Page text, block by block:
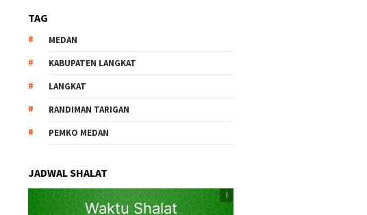
TAG
MEDAN
KABUPATEN LANGKAT
LANGKAT
RANDIMAN TARIGAN
PEMKO MEDAN
JADWAL SHALAT